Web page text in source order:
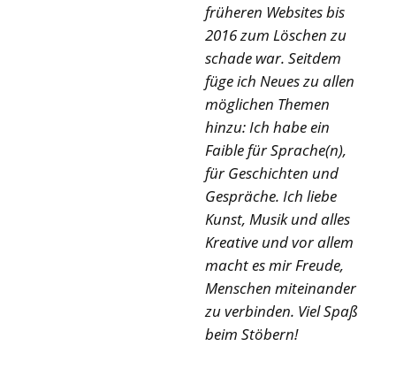
früheren Websites bis
2016 zum Löschen zu
schade war. Seitdem
füge ich Neues zu allen
möglichen Themen
hinzu: Ich habe ein
Faible für Sprache(n),
für Geschichten und
Gespräche. Ich liebe
Kunst, Musik und alles
Kreative und vor allem
macht es mir Freude,
Menschen miteinander
zu verbinden. Viel Spaß
beim Stöbern!